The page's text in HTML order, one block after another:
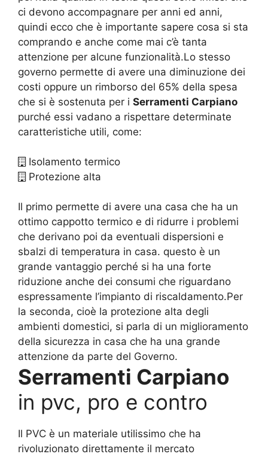
ci devono accompagnare per anni ed anni,
quindi ecco che è importante sapere cosa si sta
comprando e anche come mai c’è tanta
attenzione per alcune funzionalità.Lo stesso
governo permette di avere una diminuzione dei
costi oppure un rimborso del 65% della spesa
che si è sostenuta per i Serramenti Carpiano
purché essi vadano a rispettare determinate
caratteristiche utili, come:
Isolamento termico
Protezione alta
Il primo permette di avere una casa che ha un
ottimo cappotto termico e di ridurre i problemi
che derivano poi da eventuali dispersioni e
sbalzi di temperatura in casa. questo è un
grande vantaggio perché si ha una forte
riduzione anche dei consumi che riguardano
espressamente l’impianto di riscaldamento.Per
la seconda, cioè la protezione alta degli
ambienti domestici, si parla di un miglioramento
della sicurezza in casa che ha una grande
attenzione da parte del Governo.
Serramenti Carpiano
in pvc, pro e contro
Il PVC è un materiale utilissimo che ha
rivoluzionato direttamente il mercato